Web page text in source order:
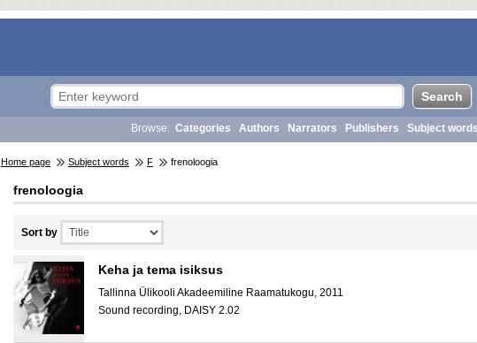
Browse: Categories Authors Narrators Publishers Subject words
Home page Subject words F frenoloogia
frenoloogia
Sort by
Keha ja tema isiksus
Tallinna Ülikooli Akadeemiline Raamatukogu, 2011
Sound recording, DAISY 2.02